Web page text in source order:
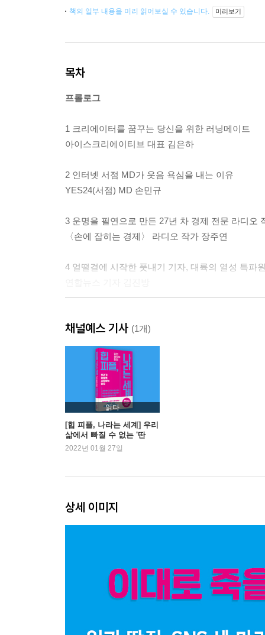
책의 일부 내용을 미리 읽어보실 수 있습니다. 미리보기
목차
프롤로그
1 크리에이터를 꿈꾸는 당신을 위한 러닝메이트
아이스크리에이티브 대표 김은하
2 인터넷 서점 MD가 웃음 욕심을 내는 이유
YES24(서점) MD 손민규
3 운명을 필연으로 만든 27년 차 경제 전문 라디오
〈손에 잡히는 경제〉 라디오 작가 장주연
4 얼떨결에 시작한 풋내기 기자, 대륙의 열성 특파
녹색광선(출판사) 대표 박소정
6 나만의 작은 취향도 브랜드가 될 수 있다
더워터멜론(브랜딩 회사) 대표 우승우
7 나는 사랑과 아름다움을 다루는 사람입니다
갤러리A 대표 오아영
8 말없이 소통하는 정신과 의사로 사는 법
트렌드넷(SNS 마케팅 회사) 대표 백인혜
채널예스 기사 (1개)
읽다
[힙 피플, 나라는 세계] 우리
삶에서 빠질 수 없는 '딴
짓'에 대하여
2022년 01월 27일
상세 이미지